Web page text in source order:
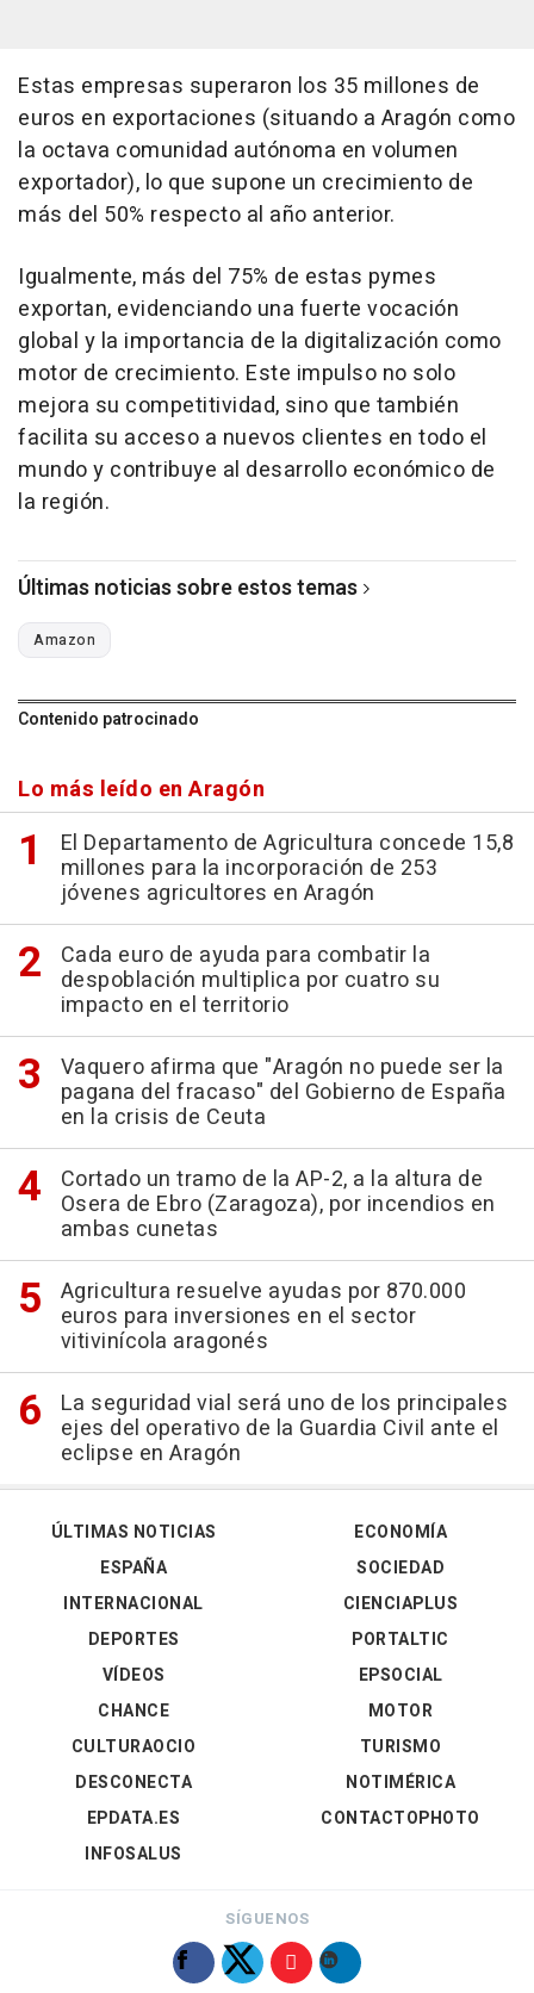
Estas empresas superaron los 35 millones de
euros en exportaciones (situando a Aragón como
la octava comunidad autónoma en volumen
exportador), lo que supone un crecimiento de
más del 50% respecto al año anterior.
Igualmente, más del 75% de estas pymes
exportan, evidenciando una fuerte vocación
global y la importancia de la digitalización como
motor de crecimiento. Este impulso no solo
mejora su competitividad, sino que también
facilita su acceso a nuevos clientes en todo el
mundo y contribuye al desarrollo económico de
la región.
Últimas noticias sobre estos temas
Amazon
Contenido patrocinado
Lo más leído en Aragón
El Departamento de Agricultura concede 15,8
millones para la incorporación de 253
jóvenes agricultores en Aragón
Cada euro de ayuda para combatir la
despoblación multiplica por cuatro su
impacto en el territorio
Vaquero afirma que "Aragón no puede ser la
pagana del fracaso" del Gobierno de España
en la crisis de Ceuta
Cortado un tramo de la AP-2, a la altura de
Osera de Ebro (Zaragoza), por incendios en
ambas cunetas
Agricultura resuelve ayudas por 870.000
euros para inversiones en el sector
vitivinícola aragonés
La seguridad vial será uno de los principales
ejes del operativo de la Guardia Civil ante el
eclipse en Aragón
ÚLTIMAS NOTICIAS
ESPAÑA
INTERNACIONAL
DEPORTES
VÍDEOS
ECONOMÍA
SOCIEDAD
CIENCIAPLUS
PORTALTIC
EPSOCIAL
CHANCE
CULTURAOCIO
DESCONECTA
EPDATA.ES
INFOSALUS
MOTOR
TURISMO
NOTIMÉRICA
CONTACTOPHOTO
SÍGUENOS